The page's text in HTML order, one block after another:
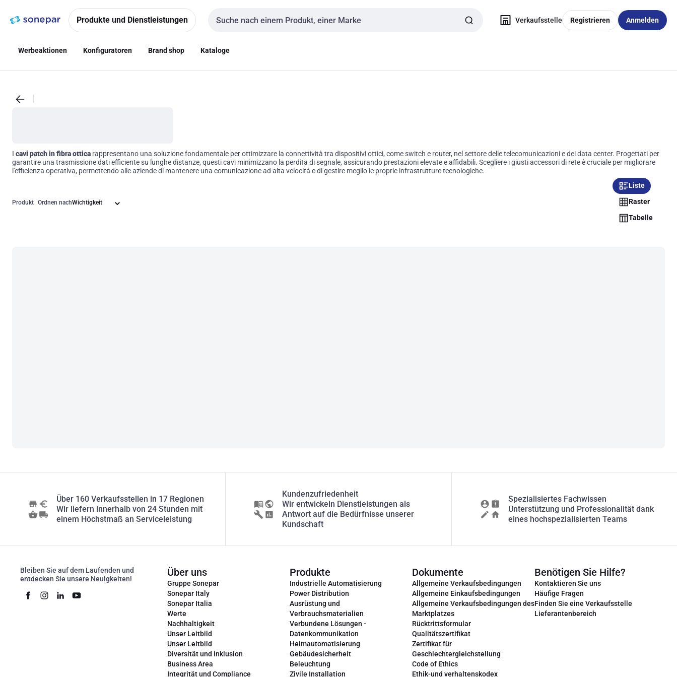
NavigationInhalt
Produkte und Dienstleistungen
Sucheingabe
Verkaufsstelle Registrieren Anmelden
Werbeaktionen Konfiguratoren Brand shop Kataloge
I cavi patch in fibra ottica rappresentano una soluzione fondamentale per ottimizzare la connettività tra dispositivi ottici, come switch e router, nel settore delle telecomunicazioni e dei data center. Progettati per
garantire una trasmissione dati efficiente su lunghe distanze, questi cavi minimizzano la perdita di segnale, assicurando prestazioni elevate e affidabili. Scegliere i giusti accessori di rete è cruciale per migliorare
l'efficienza operativa, permettendo alle aziende di mantenere una comunicazione ad alta velocità e di gestire meglio le proprie infrastrutture tecnologiche.
Produkt Ordnen nach
Liste
Raster
Tabelle
Über 160 Verkaufsstellen in 17 Regionen
Wir liefern innerhalb von 24 Stunden mit
einem Höchstmaß an Serviceleistung
Kundenzufriedenheit
Wir entwickeln Dienstleistungen als
Antwort auf die Bedürfnisse unserer
Kundschaft
Spezialisiertes Fachwissen
Unterstützung und Professionalität dank
eines hochspezialisierten Teams
Bleiben Sie auf dem Laufenden und
entdecken Sie unsere Neuigkeiten!
Über uns
Gruppe Sonepar
Sonepar Italy
Sonepar Italia
Werte
Nachhaltigkeit
Unser Leitbild
Unser Leitbild
Diversität und Inklusion
Business Area
Integrität und Compliance
Produkte
Industrielle Automatisierung
Power Distribution
Ausrüstung und
Verbrauchsmaterialien
Verbundene Lösungen -
Datenkommunikation
Heimautomatisierung
Gebäudesicherheit
Beleuchtung
Zivile Installation
Dokumente
Allgemeine Verkaufsbedingungen
Allgemeine Einkaufsbedingungen
Allgemeine Verkaufsbedingungen des
Marktplatzes
Rücktrittsformular
Qualitätszertifikat
Zertifikat für
Geschlechtergleichstellung
Code of Ethics
Ethik-und verhaltenskodex
Benötigen Sie Hilfe?
Kontaktieren Sie uns
Häufige Fragen
Finden Sie eine Verkaufsstelle
Lieferantenbereich